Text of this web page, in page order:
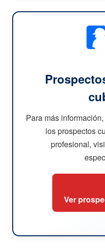
Para más
los prospectos
profesional,
Ver